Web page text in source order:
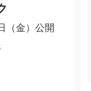
（金）公開